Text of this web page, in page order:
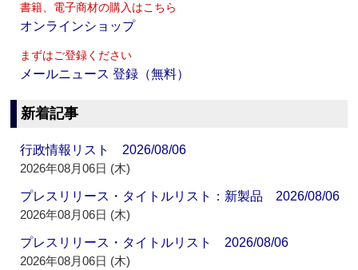
書籍、電子商材の購入はこちら
オンラインショップ
まずはご登録ください
メールニュース 登録（無料）
新着記事
行政情報リスト 2026/08/06
2026年08月06日 (木)
プレスリリース・タイトルリスト：新製品 2026/08/06
2026年08月06日 (木)
プレスリリース・タイトルリスト 2026/08/06
2026年08月06日 (木)